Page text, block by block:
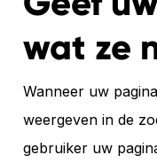
wat ze
Wanneer uw
weergeven in de
gebruiker uw